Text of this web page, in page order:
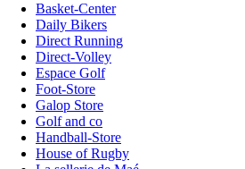
Basket-Center
Daily Bikers
Direct Running
Direct-Volley
Espace Golf
Foot-Store
Galop Store
Golf and co
Handball-Store
House of Rugby